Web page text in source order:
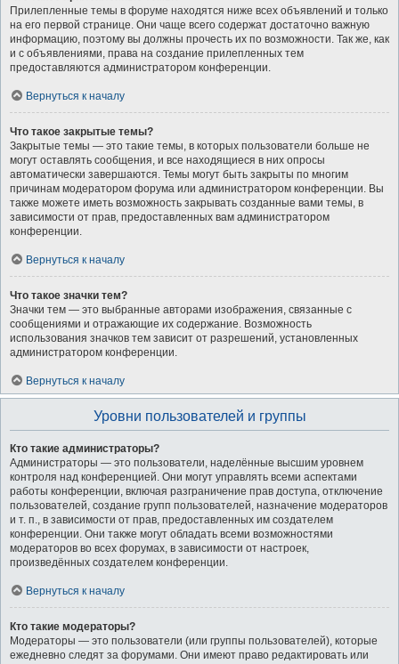
Прилепленные темы в форуме находятся ниже всех объявлений и только
на его первой странице. Они чаще всего содержат достаточно важную
информацию, поэтому вы должны прочесть их по возможности. Так же, как
и с объявлениями, права на создание прилепленных тем
предоставляются администратором конференции.
Вернуться к началу
Что такое закрытые темы?
Закрытые темы — это такие темы, в которых пользователи больше не
могут оставлять сообщения, и все находящиеся в них опросы
автоматически завершаются. Темы могут быть закрыты по многим
причинам модератором форума или администратором конференции. Вы
также можете иметь возможность закрывать созданные вами темы, в
зависимости от прав, предоставленных вам администратором
конференции.
Вернуться к началу
Что такое значки тем?
Значки тем — это выбранные авторами изображения, связанные с
сообщениями и отражающие их содержание. Возможность
использования значков тем зависит от разрешений, установленных
администратором конференции.
Вернуться к началу
Уровни пользователей и группы
Кто такие администраторы?
Администраторы — это пользователи, наделённые высшим уровнем
контроля над конференцией. Они могут управлять всеми аспектами
работы конференции, включая разграничение прав доступа, отключение
пользователей, создание групп пользователей, назначение модераторов
и т. п., в зависимости от прав, предоставленных им создателем
конференции. Они также могут обладать всеми возможностями
модераторов во всех форумах, в зависимости от настроек,
произведённых создателем конференции.
Вернуться к началу
Кто такие модераторы?
Модераторы — это пользователи (или группы пользователей), которые
ежедневно следят за форумами. Они имеют право редактировать или